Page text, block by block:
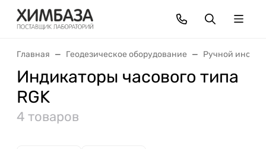
Главная Геодезическое оборудование Ручной
Индикаторы часового типа
RGK
4 товаров